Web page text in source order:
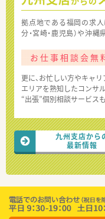
拠点地である福岡の求人
分・宮崎・鹿児島）や沖
お仕事相談会無
更に、お忙しい方やキャ
エリアを熟知したコンサ
“出張”個別相談サービス
九州支店から
最新情報